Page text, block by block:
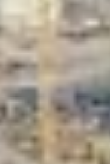
Valon Kaupunki
Lasten Lysti &
Ohje
English